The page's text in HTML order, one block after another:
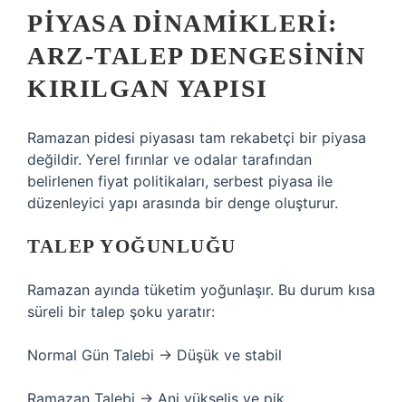
PIYASA DINAMIKLERI:
ARZ-TALEP DENGESININ
KIRILGAN YAPISI
Ramazan pidesi piyasası tam rekabetçi bir piyasa
değildir. Yerel fırınlar ve odalar tarafından
belirlenen fiyat politikaları, serbest piyasa ile
düzenleyici yapı arasında bir denge oluşturur.
TALEP YOĞUNLUĞU
Ramazan ayında tüketim yoğunlaşır. Bu durum kısa
süreli bir talep şoku yaratır:
Normal Gün Talebi → Düşük ve stabil
Ramazan Talebi → Ani yükseliş ve pik